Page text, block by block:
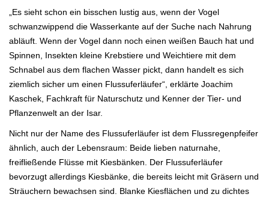
„Es sieht schon ein bisschen lustig aus, wenn der Vogel
schwanzwippend die Wasserkante auf der Suche nach Nahrung
abläuft. Wenn der Vogel dann noch einen weißen Bauch hat und
Spinnen, Insekten kleine Krebstiere und Weichtiere mit dem
Schnabel aus dem flachen Wasser pickt, dann handelt es sich
ziemlich sicher um einen Flussuferläufer“, erklärte Joachim
Kaschek, Fachkraft für Naturschutz und Kenner der Tier- und
Pflanzenwelt an der Isar.
Nicht nur der Name des Flussuferläufer ist dem Flussregenpfeifer
ähnlich, auch der Lebensraum: Beide lieben naturnahe,
freifließende Flüsse mit Kiesbänken. Der Flussuferläufer
bevorzugt allerdings Kiesbänke, die bereits leicht mit Gräsern und
Sträuchern bewachsen sind. Blanke Kiesflächen und zu dichtes